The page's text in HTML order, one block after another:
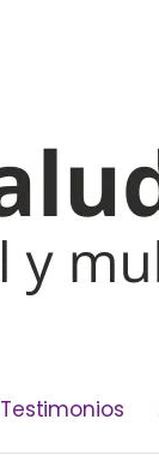
Testimonios